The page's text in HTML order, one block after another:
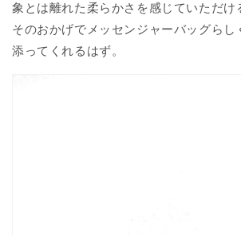
象とは離れた柔らかさを感じていただけ
そのおかげでメッセンジャーバッグらし
添ってくれるはず。